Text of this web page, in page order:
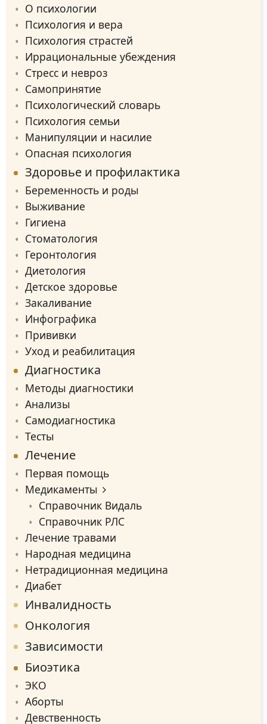
О психологии
Психология и вера
Психология страстей
Иррациональные убеждения
Стресс и невроз
Самопринятие
Психологический словарь
Психология семьи
Манипуляции и насилие
Опасная психология
Здоровье и профилактика
Беременность и роды
Выживание
Гигиена
Стоматология
Геронтология
Диетология
Детское здоровье
Закаливание
Инфографика
Прививки
Уход и реабилитация
Диагностика
Методы диагностики
Анализы
Самодиагностика
Тесты
Лечение
Первая помощь
Медикаменты
Справочник Видаль
Справочник РЛС
Лечение травами
Народная медицина
Нетрадиционная медицина
Диабет
Инвалидность
Онкология
Зависимости
Биоэтика
ЭКО
Аборты
Девственность